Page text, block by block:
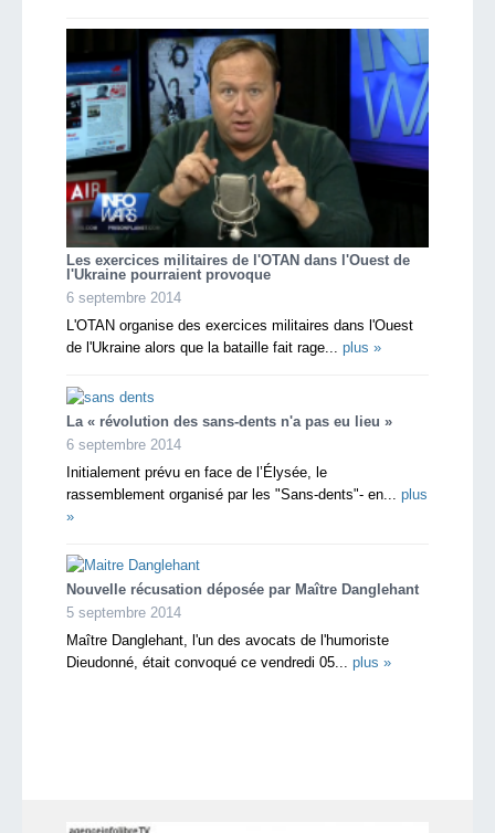
Les exercices militaires de l'OTAN dans l'Ouest de
l'Ukraine pourraient provoque
6 septembre 2014
L'OTAN organise des exercices militaires dans l'Ouest
de l'Ukraine alors que la bataille fait rage... plus »
La « révolution des sans-dents n'a pas eu lieu »
6 septembre 2014
Initialement prévu en face de l’Élysée, le
rassemblement organisé par les "Sans-dents"- en... plus
»
Nouvelle récusation déposée par Maître Danglehant
5 septembre 2014
Maître Danglehant, l'un des avocats de l'humoriste
Dieudonné, était convoqué ce vendredi 05... plus »